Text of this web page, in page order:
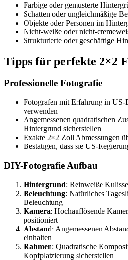
Farbige oder gemusterte
Schatten oder ungleichmäßige
Objekte oder Personen im
Nicht-weiße oder nicht-
Strukturierte oder geschäftige
Tipps für perfekte 2×2
Professionelle Fotografie
Fotografen mit Erfahrung in US-
verwenden
Angemessenen quadratischen
Hintergrund sicherstellen
Exakte 2×2 Zoll Abmessungen
Bestätigen, dass sie US-
DIY-Fotografie Aufbau
Hintergrund: Reinweiße
Beleuchtung: Natürliches
Beleuchtung
Kamera: Hochauflösende
positioniert
Abstand: Angemessenen
einhalten
Rahmen: Quadratische
Kopfplatzierung sicherstellen